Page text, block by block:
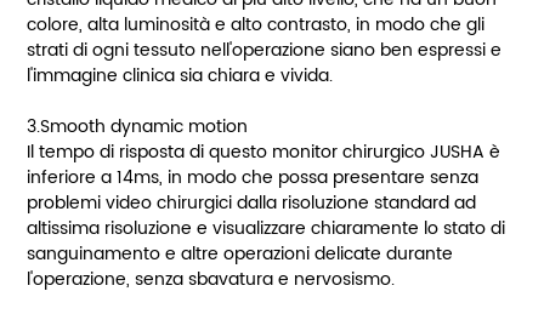
colore, alta luminosità e alto contrasto, in modo che gli
strati di ogni tessuto nell'operazione siano ben espressi e
l'immagine clinica sia chiara e vivida.
3.Smooth dynamic motion
Il tempo di risposta di questo monitor chirurgico JUSHA è
inferiore a 14ms, in modo che possa presentare senza
problemi video chirurgici dalla risoluzione standard ad
altissima risoluzione e visualizzare chiaramente lo stato di
sanguinamento e altre operazioni delicate durante
l'operazione, senza sbavatura e nervosismo.